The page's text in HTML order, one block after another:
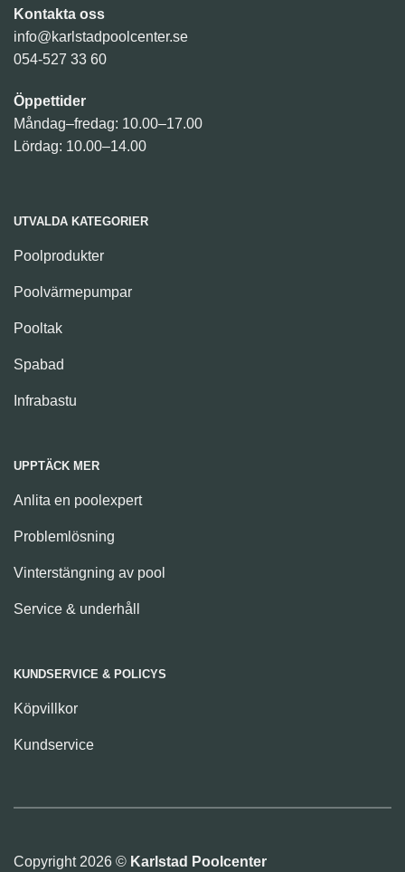
Kontakta oss
info@karlstadpoolcenter.se
054-527 33 60
Öppettider
Måndag–fredag: 10.00–17.00
Lördag: 10.00–14.00
UTVALDA KATEGORIER
Poolprodukter
Poolvärmepumpar
Pooltak
Spabad
Infrabastu
UPPTÄCK MER
Anlita en poolexpert
Problemlösning
Vinterstängning av pool
Service & underhåll
KUNDSERVICE & POLICYS
Köpvillkor
Kundservice
Copyright 2026 © Karlstad Poolcenter